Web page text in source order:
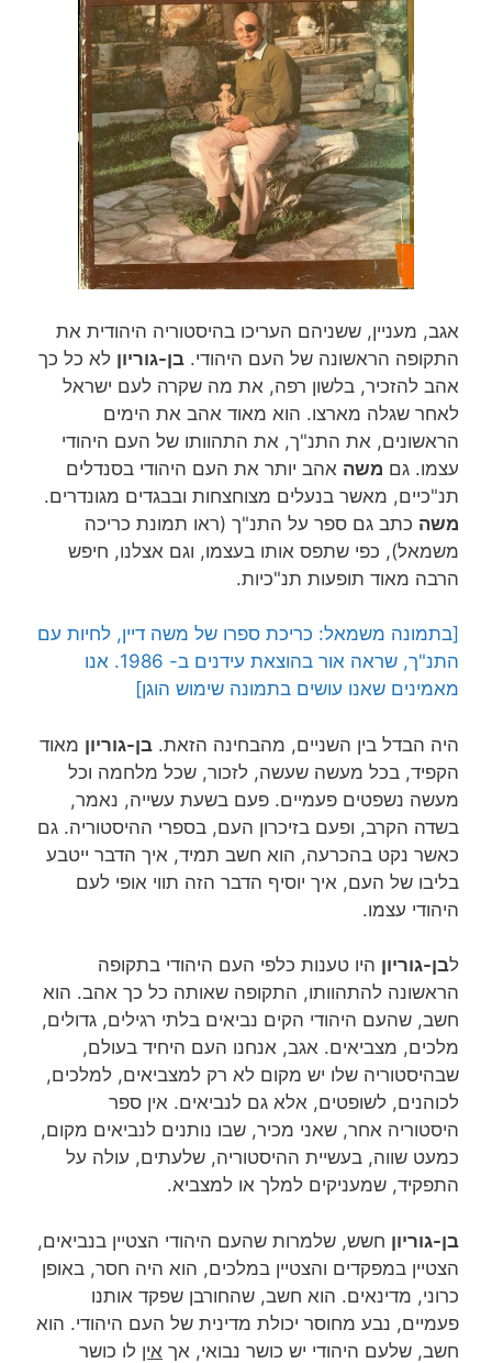
אגב, מעניין, ששניהם העריכו בהיסטוריה היהודית את
התקופה הראשונה של העם היהודי. בן-גוריון לא כל כך
אהב להזכיר, בלשון רפה, את מה שקרה לעם ישראל
לאחר שגלה מארצו. הוא מאוד אהב את הימים
הראשונים, את התנ"ך, את התהוותו של העם היהודי
עצמו. גם משה אהב יותר את העם היהודי בסנדלים
תנ"כיים, מאשר בנעלים מצוחצחות ובבגדים מגונדרים.
משה כתב גם ספר על התנ"ך (ראו תמונת כריכה
משמאל), כפי שתפס אותו בעצמו, וגם אצלנו, חיפש
הרבה מאוד תופעות תנ"כיות.
[בתמונה משמאל: כריכת ספרו של משה דיין, לחיות עם
התנ"ך, שראה אור בהוצאת עידנים ב- 1986. אנו
מאמינים שאנו עושים בתמונה שימוש הוגן]
היה הבדל בין השניים, מהבחינה הזאת. בן-גוריון מאוד
הקפיד, בכל מעשה שעשה, לזכור, שכל מלחמה וכל
מעשה נשפטים פעמיים. פעם בשעת עשייה, נאמר,
בשדה הקרב, ופעם בזיכרון העם, בספרי ההיסטוריה. גם
כאשר נקט בהכרעה, הוא חשב תמיד, איך הדבר ייטבע
בליבו של העם, איך יוסיף הדבר הזה תווי אופי לעם
היהודי עצמו.
לבן-גוריון היו טענות כלפי העם היהודי בתקופה
הראשונה להתהוותו, התקופה שאותה כל כך אהב. הוא
חשב, שהעם היהודי הקים נביאים בלתי רגילים, גדולים,
מלכים, מצביאים. אגב, אנחנו העם היחיד בעולם,
שבהיסטוריה שלו יש מקום לא רק למצביאים, למלכים,
לכוהנים, לשופטים, אלא גם לנביאים. אין ספר
היסטוריה אחר, שאני מכיר, שבו נותנים לנביאים מקום,
כמעט שווה, בעשיית ההיסטוריה, שלעתים, עולה על
התפקיד, שמעניקים למלך או למצביא.
בן-גוריון חשש, שלמרות שהעם היהודי הצטיין בנביאים,
הצטיין במפקדים והצטיין במלכים, הוא היה חסר, באופן
כרוני, מדינאים. הוא חשב, שהחורבן שפקד אותנו
פעמיים, נבע מחוסר יכולת מדינית של העם היהודי. הוא
חשב, שלעם היהודי יש כושר נבואי, אך אין לו כושר